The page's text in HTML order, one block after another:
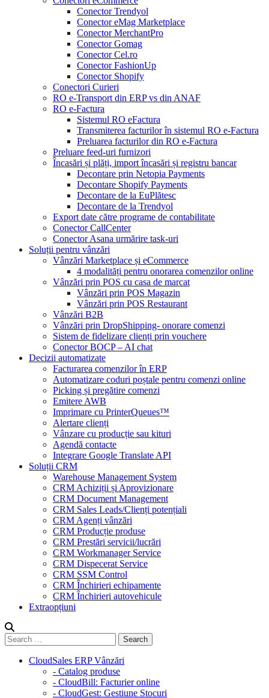
Conector Trendyol
Conector eMag Marketplace
Conector MerchantPro
Conector Gomag
Conector Cel.ro
Conector FashionUp
Conector Shopify
Conectori Curieri
RO e-Transport din ERP vs din ANAF
RO e-Factura
Sistemul RO eFactura
Transmiterea facturilor în sistemul RO e-Factura
Preluarea facturilor din RO e-Factura
Preluare feed-uri furnizori
Încasări și plăți, import încasări și registru bancar
Decontare prin Netopia Payments
Decontare Shopify Payments
Decontare de la EuPlătesc
Decontare de la Trendyol
Export date către programe de contabilitate
Conector CallCenter
Conector Asana urmărire task-uri
Soluții pentru vânzări
Vânzări Marketplace și eCommerce
4 modalități pentru onorarea comenzilor online
Vânzări prin POS cu casa de marcat
Vânzări prin POS Magazin
Vânzări prin POS Restaurant
Vânzări B2B
Vânzări prin DropShipping- onorare comenzi
Sistem de fidelizare clienți prin vouchere
Conector BOCP – AI chat
Decizii automatizate
Facturarea comenzilor în ERP
Automatizare coduri poștale pentru comenzi online
Picking și pregătire comenzi
Emitere AWB
Imprimare cu PrinterQueues™
Alertare clienți
Vânzare cu producție sau kituri
Agendă contacte
Integrare Google Translate API
Soluții CRM
Warehouse Management System
CRM Achiziții și Aprovizionare
CRM Document Management
CRM Sales Leads/Clienți potențiali
CRM Agenți vânzări
CRM Producție produse
CRM Prestări servicii/lucrări
CRM Workmanager Service
CRM Dispecerat Service
CRM SSM Control
CRM Închirieri echipamente
CRM Închirieri autovehicule
Extraopțiuni
CloudSales ERP Vânzări
- Catalog produse
- CloudBill: Facturier online
- CloudGest: Gestiune Stocuri